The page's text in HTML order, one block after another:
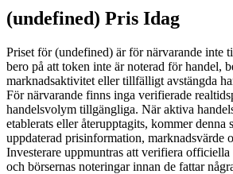
USDT Futures
Futures med USDT som säkerhet
(undefined) Pris Idag
Priset för (undefined) är för närvarande inte
bero på att token inte är noterad för handel,
marknadsaktivitet eller tillfälligt avstängda
För närvarande finns inga verifierade
handelsvolym tillgängliga. När aktiva
etablerats eller återupptagits, kommer denna
uppdaterad prisinformation, marknadsvärde
Investerare uppmuntras att verifiera
och börsernas noteringar innan de fattar